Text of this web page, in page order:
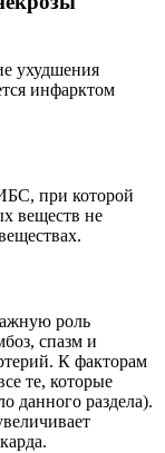
ухудшения
инфарктом
при которой
веществ не
роль
спазм и
К факторам
те, которые
данного раздела).